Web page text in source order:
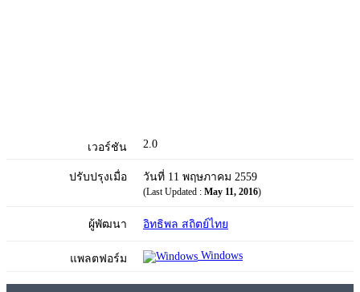
เวอร์ชัน 2.0
ปรับปรุงเมื่อ วันที่ 11 พฤษภาคม 2559
(Last Updated : May 11, 2016)
ผู้พัฒนา อิทธิพล สถิตย์ไทย
แพลตฟอร์ม Windows